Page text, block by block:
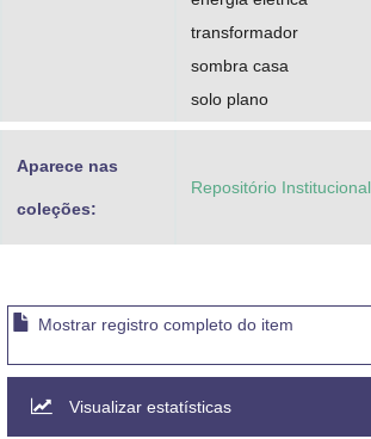
transformador
sombra casa
solo plano
Aparece nas
coleções:
Repositório
Mostrar registro completo do item
Visualizar estatísticas